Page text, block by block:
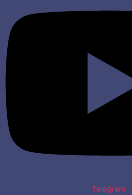
Telegram